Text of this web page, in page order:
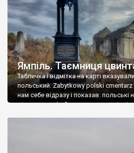
Ямпіль. Таємниця
Табличка і відмітка на карті
польський. Zabytkowy polski cmentarz
нам себе відразу і показав: польські
віднести до фабричних, польські